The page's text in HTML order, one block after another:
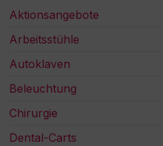
Aktionsangebote
Arbeitsstühle
Autoklaven
Beleuchtung
Chirurgie
Dental-Carts